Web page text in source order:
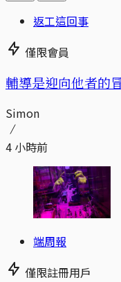
返工這回事
僅限會員
輔導是迎向他者的
Simon
4 小時前
端周報
僅限註冊用戶